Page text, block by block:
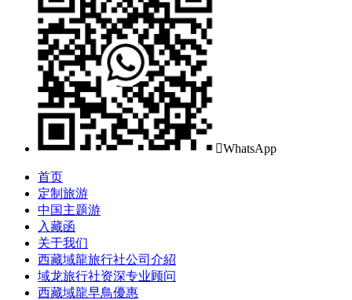
WhatsApp
首页
定制旅游
中国主题游
入藏函
关于我们
西藏域龍旅行社公司介紹
域龙旅行社资深专业顾问
西藏域龍早鳥優惠